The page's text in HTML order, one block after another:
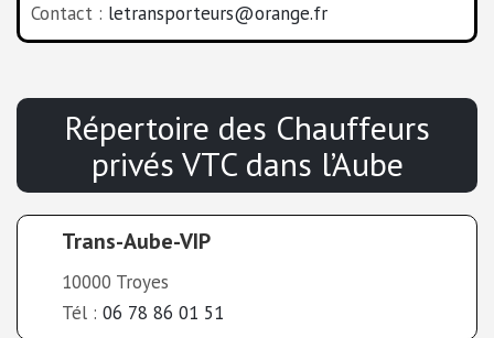
Contact : letransporteurs@orange.fr
Répertoire des Chauffeurs
privés VTC dans l’Aube
Trans-Aube-VIP
10000 Troyes
Tél : 06 78 86 01 51